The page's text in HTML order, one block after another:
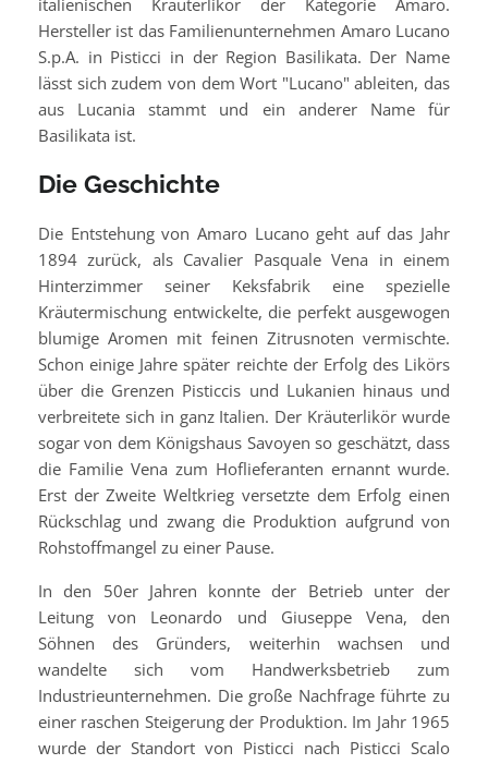
Hersteller ist das Familienunternehmen Amaro Lucano
S.p.A. in Pisticci in der Region Basilikata. Der Name
lässt sich zudem von dem Wort "Lucano" ableiten, das
aus Lucania stammt und ein anderer Name für
Basilikata ist.
Die Geschichte
Die Entstehung von Amaro Lucano geht auf das Jahr
1894 zurück, als Cavalier Pasquale Vena in einem
Hinterzimmer seiner Keksfabrik eine spezielle
Kräutermischung entwickelte, die perfekt ausgewogen
blumige Aromen mit feinen Zitrusnoten vermischte.
Schon einige Jahre später reichte der Erfolg des Likörs
über die Grenzen Pisticcis und Lukanien hinaus und
verbreitete sich in ganz Italien. Der Kräuterlikör wurde
sogar von dem Königshaus Savoyen so geschätzt, dass
die Familie Vena zum Hoflieferanten ernannt wurde.
Erst der Zweite Weltkrieg versetzte dem Erfolg einen
Rückschlag und zwang die Produktion aufgrund von
Rohstoffmangel zu einer Pause.
In den 50er Jahren konnte der Betrieb unter der
Leitung von Leonardo und Giuseppe Vena, den
Söhnen des Gründers, weiterhin wachsen und
wandelte sich vom Handwerksbetrieb zum
Industrieunternehmen. Die große Nachfrage führte zu
einer raschen Steigerung der Produktion. Im Jahr 1965
wurde der Standort von Pisticci nach Pisticci Scalo